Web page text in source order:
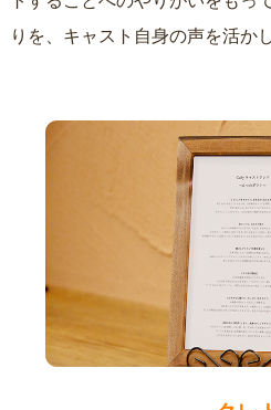
りを、キャスト自身の声を活か